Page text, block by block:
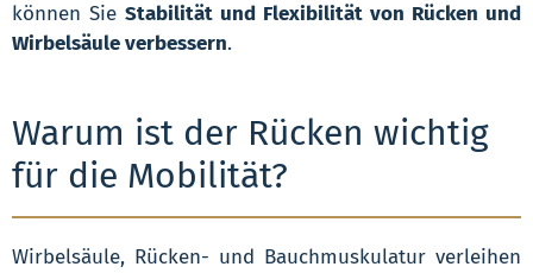
können Sie Stabilität und Flexibilität von Rücken und
Wirbelsäule verbessern.
Warum ist der Rücken wichtig
für die Mobilität?
Wirbelsäule, Rücken- und Bauchmuskulatur verleihen